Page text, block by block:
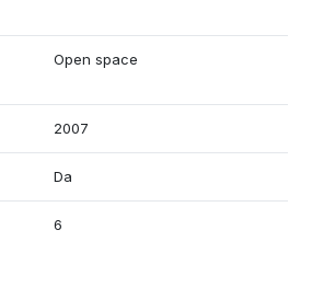
Open space
2007
Da
6